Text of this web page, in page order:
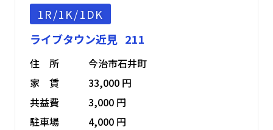
1R/1K/1DK
ライブタウン近見 211
住 所
今治市石井町
家 賃
33,000 円
共益費
3,000 円
駐車場
4,000 円